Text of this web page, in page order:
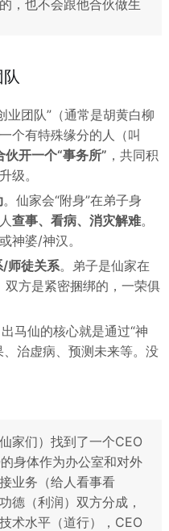
，也不会跟他合伙做生
业团队”（通常是胡黄白柳
个有特殊缘分的人（叫
伙开一个“事务所” ，共同积
级。
。仙家会“附身”在弟子身
查事、看病、消灾解难。
神婆/神汉。
/师徒关系。弟子是仙家在
双方是紧密捆绑的，一荣俱
马仙的核心就是通过“神
治虚病、预测未来等。没
家们）找到了一个CEO
身体作为办公室和对外
业务（给人看事看
德（利润）双方分成，
术水平（道行），CEO